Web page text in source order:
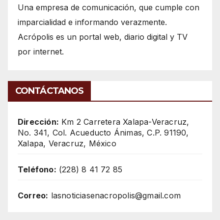
Una empresa de comunicación, que cumple con
imparcialidad e informando verazmente.
Acrópolis es un portal web, diario digital y TV
por internet.
CONTÁCTANOS
Dirección: Km 2 Carretera Xalapa-Veracruz,
No. 341, Col. Acueducto Ánimas, C.P. 91190,
Xalapa, Veracruz, México
Teléfono: (228) 8 41 72 85
Correo: lasnoticiasenacropolis@gmail.com